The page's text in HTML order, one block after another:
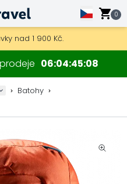
0
nad 1 900 Kč.
mapy a dekorace.
a doplňky.
06 04 45 07
Batohy